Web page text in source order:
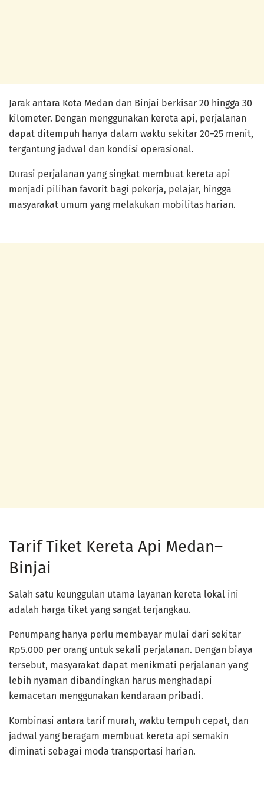
Jarak antara Kota Medan dan Binjai berkisar 20 hingga 30
kilometer. Dengan menggunakan kereta api, perjalanan
dapat ditempuh hanya dalam waktu sekitar 20–25 menit,
tergantung jadwal dan kondisi operasional.
Durasi perjalanan yang singkat membuat kereta api
menjadi pilihan favorit bagi pekerja, pelajar, hingga
masyarakat umum yang melakukan mobilitas harian.
Tarif Tiket Kereta Api Medan–
Binjai
Salah satu keunggulan utama layanan kereta lokal ini
adalah harga tiket yang sangat terjangkau.
Penumpang hanya perlu membayar mulai dari sekitar
Rp5.000 per orang untuk sekali perjalanan. Dengan biaya
tersebut, masyarakat dapat menikmati perjalanan yang
lebih nyaman dibandingkan harus menghadapi
kemacetan menggunakan kendaraan pribadi.
Kombinasi antara tarif murah, waktu tempuh cepat, dan
jadwal yang beragam membuat kereta api semakin
diminati sebagai moda transportasi harian.